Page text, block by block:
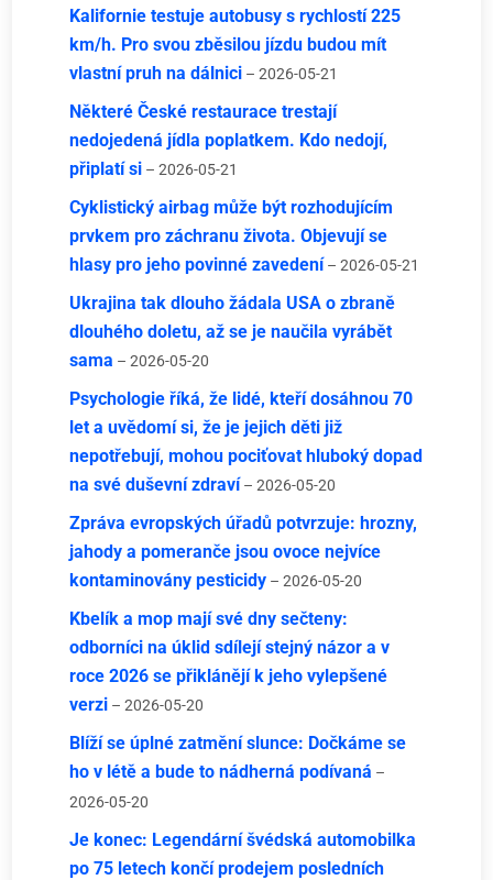
Kalifornie testuje autobusy s rychlostí 225
km/h. Pro svou zběsilou jízdu budou mít
vlastní pruh na dálnici – 2026-05-21
Některé České restaurace trestají
nedojedená jídla poplatkem. Kdo nedojí,
připlatí si – 2026-05-21
Cyklistický airbag může být rozhodujícím
prvkem pro záchranu života. Objevují se
hlasy pro jeho povinné zavedení – 2026-05-21
Ukrajina tak dlouho žádala USA o zbraně
dlouhého doletu, až se je naučila vyrábět
sama – 2026-05-20
Psychologie říká, že lidé, kteří dosáhnou 70
let a uvědomí si, že je jejich děti již
nepotřebují, mohou pociťovat hluboký dopad
na své duševní zdraví – 2026-05-20
Zpráva evropských úřadů potvrzuje: hrozny,
jahody a pomeranče jsou ovoce nejvíce
kontaminovány pesticidy – 2026-05-20
Kbelík a mop mají své dny sečteny:
odborníci na úklid sdílejí stejný názor a v
roce 2026 se přiklánějí k jeho vylepšené
verzi – 2026-05-20
Blíží se úplné zatmění slunce: Dočkáme se
ho v létě a bude to nádherná podívaná –
2026-05-20
Je konec: Legendární švédská automobilka
po 75 letech končí prodejem posledních